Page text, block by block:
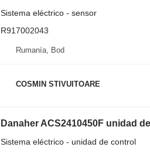
Sistema eléctrico - sensor
R917002043
Rumanía, Bod
COSMIN STIVUITOARE
Danaher ACS2410450F unidad
Sistema eléctrico - unidad de control